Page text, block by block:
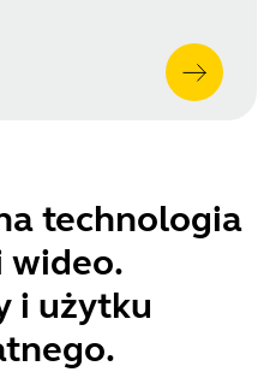
technologia
wideo.
i użytku